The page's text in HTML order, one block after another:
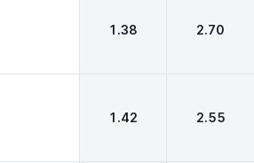
1.38 2.70
1.42 2.55